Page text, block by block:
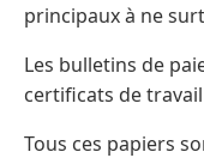
principaux à ne
Les bulletins de
certificats de travail
Tous ces papiers